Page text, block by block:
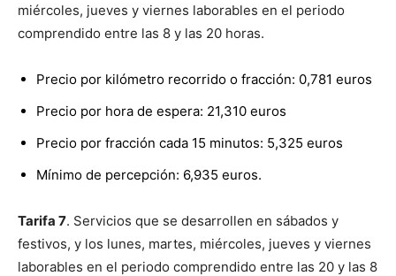
miércoles, jueves y viernes laborables en el periodo
comprendido entre las 8 y las 20 horas.
Precio por kilómetro recorrido o fracción: 0,781 euros
Precio por hora de espera: 21,310 euros
Precio por fracción cada 15 minutos: 5,325 euros
Mínimo de percepción: 6,935 euros.
Tarifa 7. Servicios que se desarrollen en sábados y
festivos, y los lunes, martes, miércoles, jueves y viernes
laborables en el periodo comprendido entre las 20 y las 8